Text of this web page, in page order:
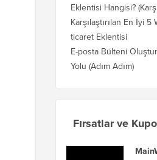
Eklentisi Hangisi?
Karşılaştırılan En İyi 5
ticaret Eklentisi
E-posta Bülteni
Yolu (Adım Adım)
Fırsatlar ve